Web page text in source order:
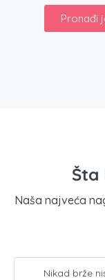
Pronađi
Šta
Naša najveća
Nikad brže